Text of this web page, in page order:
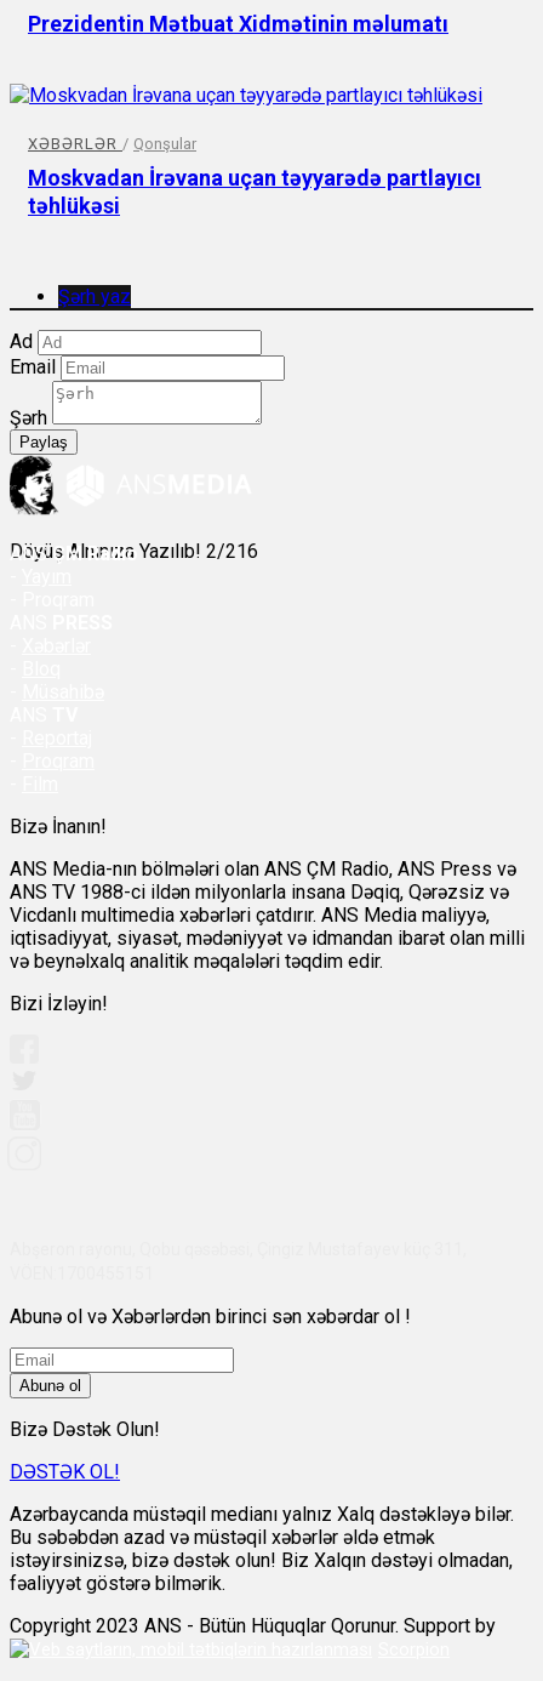
Prezidentin Mətbuat Xidmətinin məlumatı
XƏBƏRLƏR / Qonşular
Moskvadan İrəvana uçan təyyarədə partlayıcı
təhlükəsi
Şərh yaz
Ad
Email
Şərh
Paylaş
Döyüş Alnınıza Yazılıb! 2/216
ANSÇM Radio
Bizə İnanın!
ANS Media-nın bölmələri olan ANS ÇM Radio, ANS Press və
ANS TV 1988-ci ildən milyonlarla insana Dəqiq, Qərəzsiz və
Vicdanlı multimedia xəbərləri çatdırır. ANS Media maliyyə,
iqtisadiyyat, siyasət, mədəniyyət və idmandan ibarət olan milli
və beynəlxalq analitik məqalələri təqdim edir.
Bizi İzləyin!
Abunə ol və Xəbərlərdən birinci sən xəbərdar ol !
Abunə ol
Bizə Dəstək Olun!
DƏSTƏK OL!
Azərbaycanda müstəqil medianı yalnız Xalq dəstəkləyə bilər.
Bu səbəbdən azad və müstəqil xəbərlər əldə etmək
istəyirsinizsə, bizə dəstək olun! Biz Xalqın dəstəyi olmadan,
fəaliyyət göstərə bilmərik.
Copyright 2023 ANS - Bütün Hüquqlar Qorunur. Support by